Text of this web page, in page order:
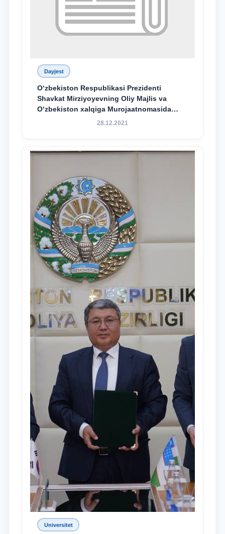
Dayjest
O‘zbekiston Respublikasi Prezidenti
Shavkat Mirziyoyevning Oliy Majlis va
O‘zbekiston xalqiga Murojaatnomasida
belgilangan vazifalar mazmun-mohiyatini
dayjesti
28.12.2021
Universitet